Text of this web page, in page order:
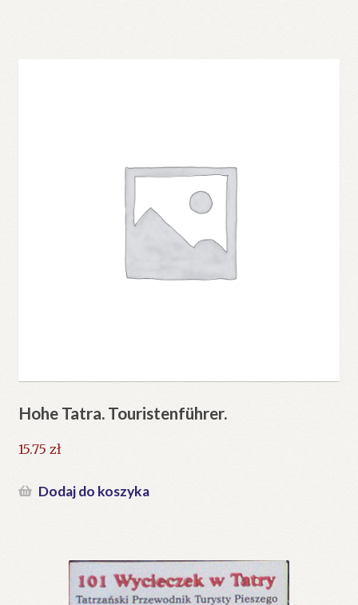
Hohe Tatra. Touristenführer.
15.75 zł
Dodaj do koszyka